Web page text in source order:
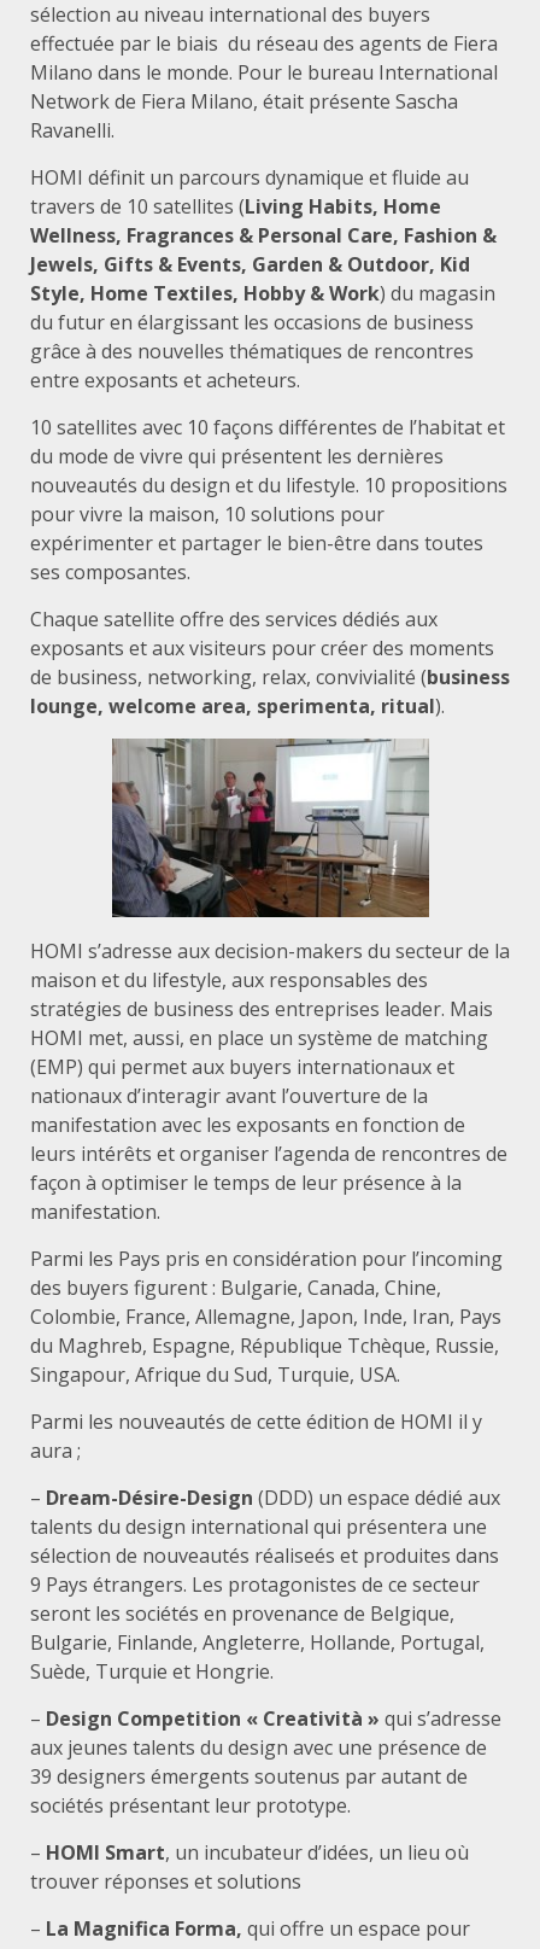
sélection au niveau international des buyers
effectuée par le biais du réseau des agents de Fiera
Milano dans le monde. Pour le bureau International
Network de Fiera Milano, était présente Sascha
Ravanelli.
HOMI définit un parcours dynamique et fluide au
travers de 10 satellites (Living Habits, Home
Wellness, Fragrances & Personal Care, Fashion &
Jewels, Gifts & Events, Garden & Outdoor, Kid
Style, Home Textiles, Hobby & Work) du magasin
du futur en élargissant les occasions de business
grâce à des nouvelles thématiques de rencontres
entre exposants et acheteurs.
10 satellites avec 10 façons différentes de l’habitat et
du mode de vivre qui présentent les dernières
nouveautés du design et du lifestyle. 10 propositions
pour vivre la maison, 10 solutions pour
expérimenter et partager le bien-être dans toutes
ses composantes.
Chaque satellite offre des services dédiés aux
exposants et aux visiteurs pour créer des moments
de business, networking, relax, convivialité (business
lounge, welcome area, sperimenta, ritual).
HOMI s’adresse aux decision-makers du secteur de la
maison et du lifestyle, aux responsables des
stratégies de business des entreprises leader. Mais
HOMI met, aussi, en place un système de matching
(EMP) qui permet aux buyers internationaux et
nationaux d’interagir avant l’ouverture de la
manifestation avec les exposants en fonction de
leurs intérêts et organiser l’agenda de rencontres de
façon à optimiser le temps de leur présence à la
manifestation.
Parmi les Pays pris en considération pour l’incoming
des buyers figurent : Bulgarie, Canada, Chine,
Colombie, France, Allemagne, Japon, Inde, Iran, Pays
du Maghreb, Espagne, République Tchèque, Russie,
Singapour, Afrique du Sud, Turquie, USA.
Parmi les nouveautés de cette édition de HOMI il y
aura ;
– Dream-Désire-Design (DDD) un espace dédié aux
talents du design international qui présentera une
sélection de nouveautés réaliseés et produites dans
9 Pays étrangers. Les protagonistes de ce secteur
seront les sociétés en provenance de Belgique,
Bulgarie, Finlande, Angleterre, Hollande, Portugal,
Suède, Turquie et Hongrie.
– Design Competition « Creatività » qui s’adresse
aux jeunes talents du design avec une présence de
39 designers émergents soutenus par autant de
sociétés présentant leur prototype.
– HOMI Smart, un incubateur d’idées, un lieu où
trouver réponses et solutions
– La Magnifica Forma, qui offre un espace pour